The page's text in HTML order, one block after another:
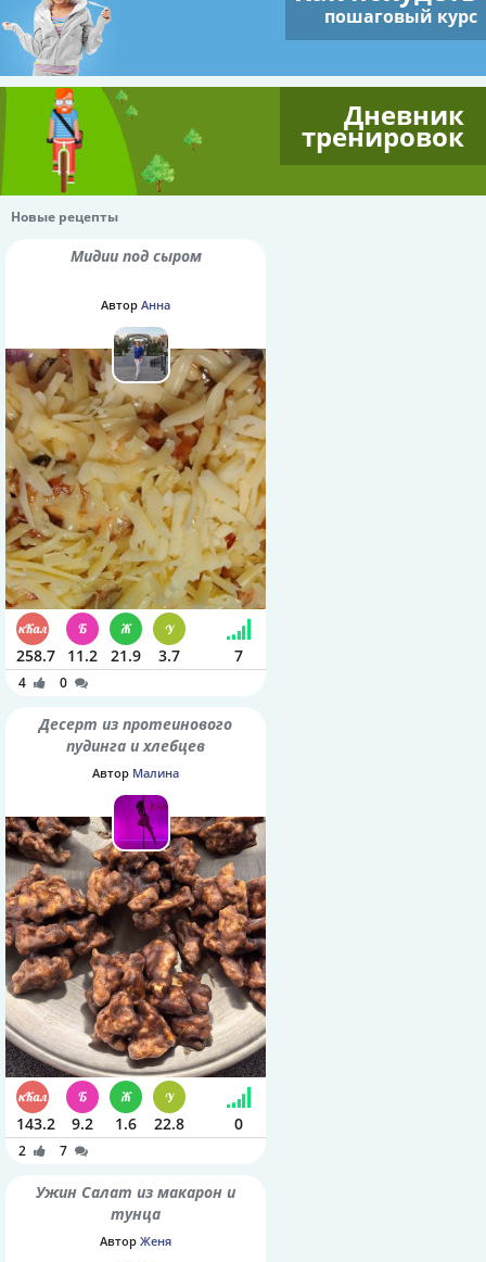
пошаговый курс
Дневник
тренировок
Новые рецепты
Мидии под сыром
Автор Анна
258.7 11.2 21.9 3.7 7
4 0
Десерт из протеинового
пудинга и хлебцев
Автор Малина
143.2 9.2 1.6 22.8 0
2 7
Ужин Салат из макарон и
тунца
Автор Женя